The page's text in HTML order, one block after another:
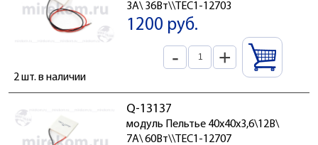
3А\ 36Вт\\TEC1-12703
1200 руб.
- +
2 шт. в наличии
Q-13137
модуль Пельтье 40x40x3,6\12В\
7А\ 60Вт\\TEC1-12707